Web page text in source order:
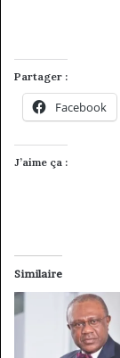
Partager :
Facebook
J’aime ça :
Similaire